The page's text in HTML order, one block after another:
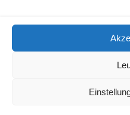
Wir setzen uns
Labels ein und bieten
aus über 30 Jahren Erfahrung
SoulPeddler Mailorder,
Nettirock – Nice Guy Records